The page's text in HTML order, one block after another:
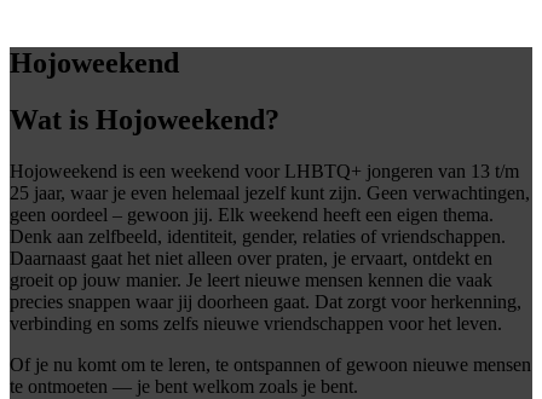
Hojoweekend
Wat is Hojoweekend?
Hojoweekend is een weekend voor LHBTQ+ jongeren van 13 t/m
25 jaar, waar je even helemaal jezelf kunt zijn. Geen verwachtingen,
geen oordeel – gewoon jij. Elk weekend heeft een eigen thema.
Denk aan zelfbeeld, identiteit, gender, relaties of vriendschappen.
Daarnaast gaat het niet alleen over praten, je ervaart, ontdekt en
groeit op jouw manier. Je leert nieuwe mensen kennen die vaak
precies snappen waar jij doorheen gaat. Dat zorgt voor herkenning,
verbinding en soms zelfs nieuwe vriendschappen voor het leven.
Of je nu komt om te leren, te ontspannen of gewoon nieuwe mensen
te ontmoeten — je bent welkom zoals je bent.